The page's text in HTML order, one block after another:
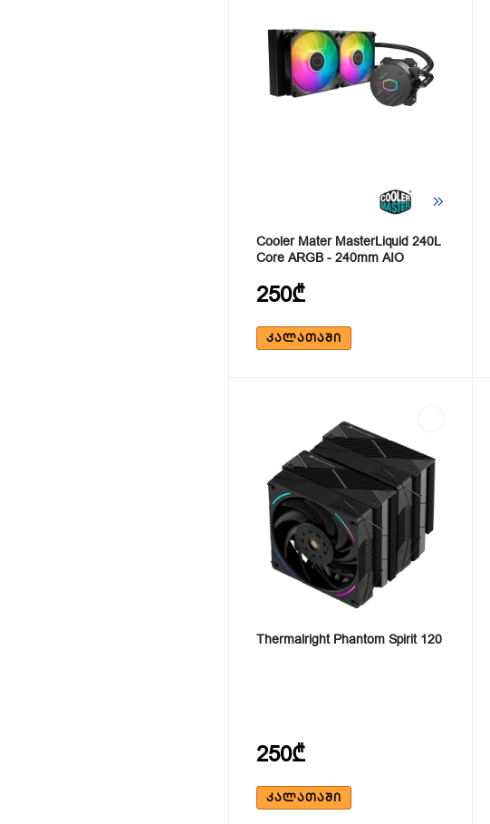
Cooler Mater MasterLiquid 240L
Core ARGB - 240mm AIO
250₾
ᲙᲐᲚᲐᲗᲐᲨᲘ
Thermalright Phantom Spirit 120
250₾
ᲙᲐᲚᲐᲗᲐᲨᲘ